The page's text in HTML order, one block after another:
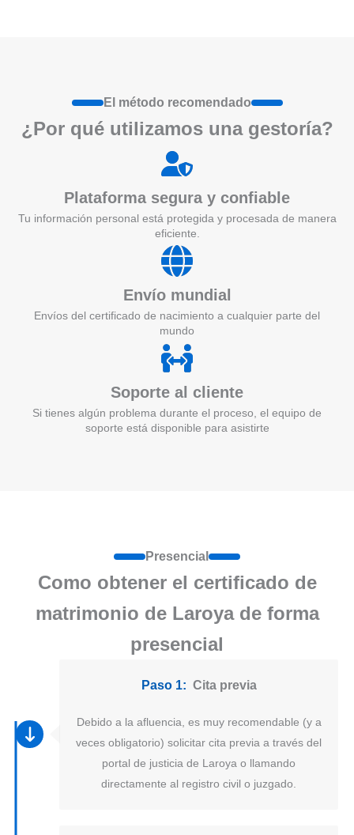
El método recomendado
¿Por qué utilizamos una gestoría?
Plataforma segura y confiable
Tu información personal está protegida y procesada de manera
eficiente.
Envío mundial
Envíos del certificado de nacimiento a cualquier parte del
mundo
Soporte al cliente
Si tienes algún problema durante el proceso, el equipo de
soporte está disponible para asistirte
Presencial
Como obtener el certificado de
matrimonio de Laroya de forma
presencial
Paso 1: Cita previa
Debido a la afluencia, es muy recomendable (y a
veces obligatorio) solicitar cita previa a través del
portal de justicia de Laroya o llamando
directamente al registro civil o juzgado.